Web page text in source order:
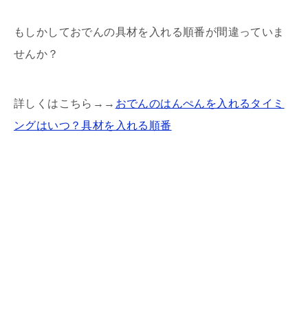
もしかしておでんの具材を入れる順番が間違っていま
せんか？
詳しくはこちら→→ おでんのはんぺんを入れるタイミ
ングはいつ？具材を入れる順番